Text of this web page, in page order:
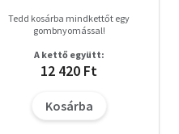
Tedd kosárba mindkettőt egy
gombnyomással!
A kettő együtt:
12 420 Ft
Kosárba